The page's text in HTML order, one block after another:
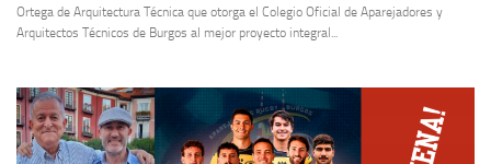
Ortega de Arquitectura Técnica que otorga el Colegio Oficial de Aparejadores y
Arquitectos Técnicos de Burgos al mejor proyecto integral...